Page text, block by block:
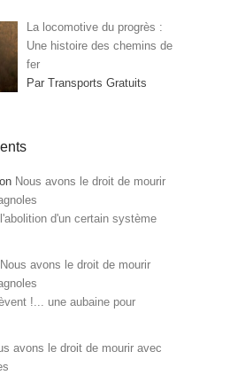
La locomotive du progrès :
Une histoire des chemins de
fer
Par Transports Gratuits
on Nous avons le droit de mourir
d'un certain système
Nous avons le droit de mourir
!... une aubaine pour
avons le droit de mourir avec